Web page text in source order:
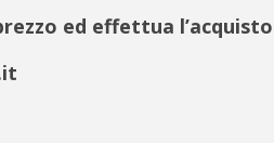
ed effettua l’acquisto